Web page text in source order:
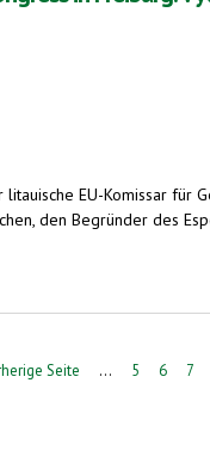
EU-Komissar
den Begründer des
Vytenis Andriukaitis spricht seit
Seite … 5 6 7